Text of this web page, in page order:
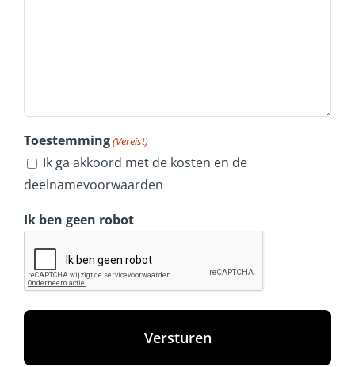
Toestemming(Vereist)
Ik ga akkoord met de kosten en de
deelnamevoorwaarden
Ik ben geen robot